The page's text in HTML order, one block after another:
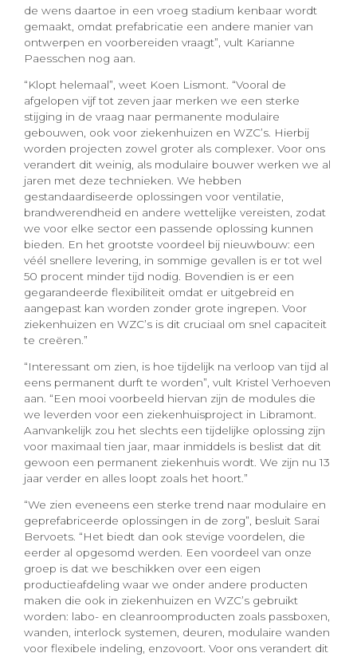
de wens daartoe in een vroeg stadium kenbaar wordt
gemaakt, omdat prefabricatie een andere manier van
ontwerpen en voorbereiden vraagt”, vult Karianne
Paesschen nog aan.
“Klopt helemaal”, weet Koen Lismont. “Vooral de
afgelopen vijf tot zeven jaar merken we een sterke
stijging in de vraag naar permanente modulaire
gebouwen, ook voor ziekenhuizen en WZC’s. Hierbij
worden projecten zowel groter als complexer. Voor ons
verandert dit weinig, als modulaire bouwer werken we al
jaren met deze technieken. We hebben
gestandaardiseerde oplossingen voor ventilatie,
brandwerendheid en andere wettelijke vereisten, zodat
we voor elke sector een passende oplossing kunnen
bieden. En het grootste voordeel bij nieuwbouw: een
véél snellere levering, in sommige gevallen is er tot wel
50 procent minder tijd nodig. Bovendien is er een
gegarandeerde flexibiliteit omdat er uitgebreid en
aangepast kan worden zonder grote ingrepen. Voor
ziekenhuizen en WZC’s is dit cruciaal om snel capaciteit
te creëren.”
“Interessant om zien, is hoe tijdelijk na verloop van tijd al
eens permanent durft te worden”, vult Kristel Verhoeven
aan. “Een mooi voorbeeld hiervan zijn de modules die
we leverden voor een ziekenhuisproject in Libramont.
Aanvankelijk zou het slechts een tijdelijke oplossing zijn
voor maximaal tien jaar, maar inmiddels is beslist dat dit
gewoon een permanent ziekenhuis wordt. We zijn nu 13
jaar verder en alles loopt zoals het hoort.”
“We zien eveneens een sterke trend naar modulaire en
geprefabriceerde oplossingen in de zorg”, besluit Sarai
Bervoets. “Het biedt dan ook stevige voordelen, die
eerder al opgesomd werden. Een voordeel van onze
groep is dat we beschikken over een eigen
productieafdeling waar we onder andere producten
maken die ook in ziekenhuizen en WZC’s gebruikt
worden: labo- en cleanroomproducten zoals passboxen,
wanden, interlock systemen, deuren, modulaire wanden
voor flexibele indeling, enzovoort. Voor ons verandert dit